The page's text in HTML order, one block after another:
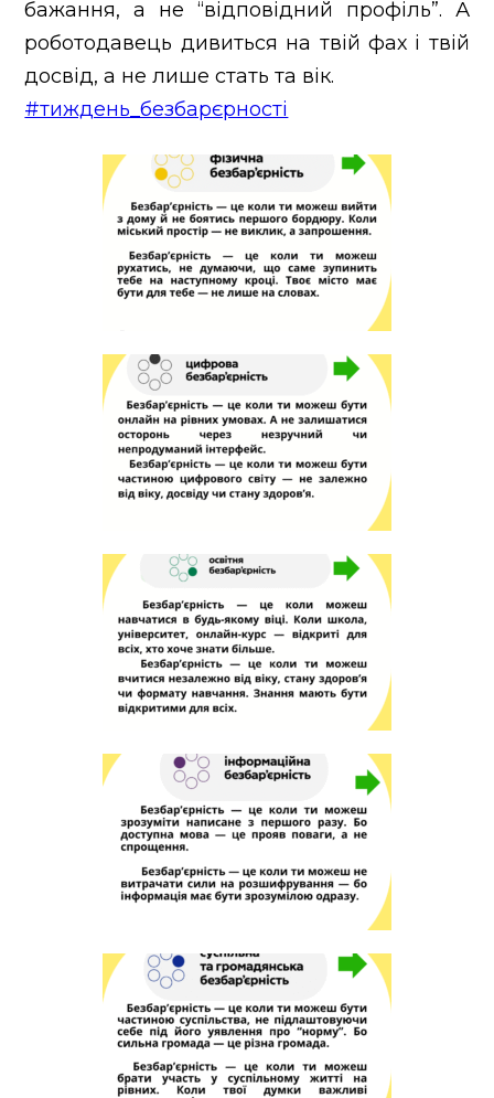
бажання, а не “відповідний профіль”. А
роботодавець дивиться на твій фах і твій
досвід, а не лише стать та вік.
#тиждень_безбарєрності